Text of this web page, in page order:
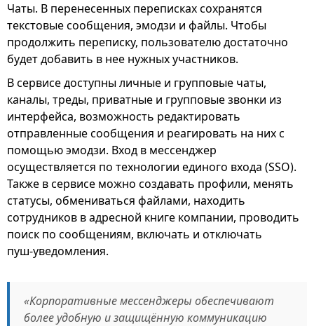
Чаты. В перенесенных переписках сохранятся
текстовые сообщения, эмодзи и файлы. Чтобы
продолжить переписку, пользователю достаточно
будет добавить в нее нужных участников.
В сервисе доступны личные и групповые чаты,
каналы, треды, приватные и групповые звонки из
интерфейса, возможность редактировать
отправленные сообщения и реагировать на них с
помощью эмодзи. Вход в мессенджер
осуществляется по технологии единого входа (SSO).
Также в сервисе можно создавать профили, менять
статусы, обмениваться файлами, находить
сотрудников в адресной книге компании, проводить
поиск по сообщениям, включать и отключать
пуш‑уведомления.
«Корпоративные мессенджеры обеспечивают
более удобную и защищённую коммуникацию